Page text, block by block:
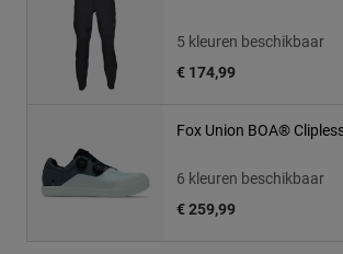
5 kleuren beschikbaar
€ 174,99
Fox Union BOA®
6 kleuren beschikbaar
€ 259,99